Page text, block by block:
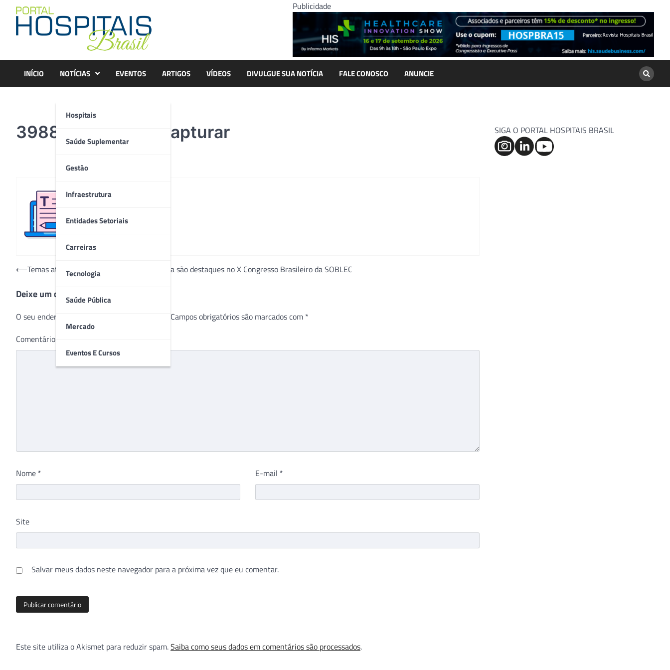
content
Publicidade
INÍCIO NOTÍCIAS
Hospitais
Saúde Suplementar
Gestão
Infraestrutura
Entidades Setoriais
Carreiras
Tecnologia
Saúde Pública
Mercado
Eventos E Cursos
EVENTOS ARTIGOS VÍDEOS DIVULGUE SUA NOTÍCIA FALE CONOSCO ANUNCIE
398820_989940_capturar
Navegação
Post
⟵Temas atuais e inovadores em Oftalmologia são destaques no X Congresso Brasileiro da SOBLEC
Deixe um comentário
O seu endereço de e-mail não será publicado. Campos obrigatórios são marcados com *
Comentário
Nome * E-mail *
Site
Salvar meus dados neste navegador para a próxima vez que eu comentar.
Este site utiliza o Akismet para reduzir spam.Saiba como seus dados em comentários são processados.
SIGA O PORTAL HOSPITAIS BRASIL